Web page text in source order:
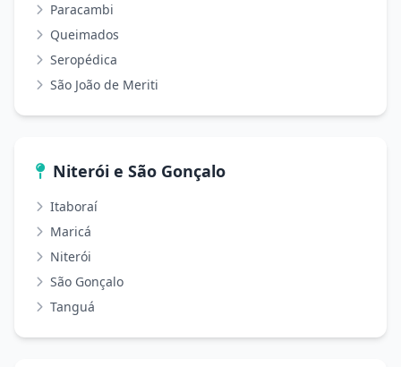
Paracambi
Queimados
Seropédica
São João de Meriti
Niterói e São Gonçalo
Itaboraí
Maricá
Niterói
São Gonçalo
Tanguá